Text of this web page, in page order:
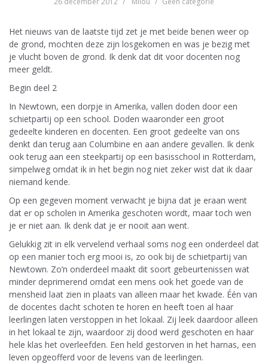
Het nieuws van de laatste tijd zet je met beide benen weer op
de grond, mochten deze zijn losgekomen en was je bezig met
je vlucht boven de grond. Ik denk dat dit voor docenten nog
meer geldt.
Begin deel 2
In Newtown, een dorpje in Amerika, vallen doden door een
schietpartij op een school. Doden waaronder een groot
gedeelte kinderen en docenten. Een groot gedeelte van ons
denkt dan terug aan Columbine en aan andere gevallen. Ik denk
ook terug aan een steekpartij op een basisschool in Rotterdam,
simpelweg omdat ik in het begin nog niet zeker wist dat ik daar
niemand kende.
Op een gegeven moment verwacht je bijna dat je eraan went
dat er op scholen in Amerika geschoten wordt, maar toch wen
je er niet aan. Ik denk dat je er nooit aan went.
Gelukkig zit in elk vervelend verhaal soms nog een onderdeel dat
op een manier toch erg mooi is, zo ook bij de schietpartij van
Newtown. Zo’n onderdeel maakt dit soort gebeurtenissen wat
minder deprimerend omdat een mens ook het goede van de
mensheid laat zien in plaats van alleen maar het kwade. Één van
de docentes dacht schoten te horen en heeft toen al haar
leerlingen laten verstoppen in het lokaal. Zij leek daardoor alleen
in het lokaal te zijn, waardoor zij dood werd geschoten en haar
hele klas het overleefden. Een held gestorven in het harnas, een
leven opgeofferd voor de levens van de leerlingen.